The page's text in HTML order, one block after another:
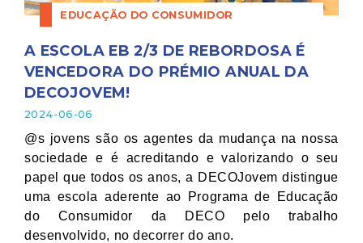
EDUCAÇÃO DO CONSUMIDOR
A ESCOLA EB 2/3 DE REBORDOSA É
VENCEDORA DO PRÉMIO ANUAL DA
DECOJOVEM!
2024-06-06
@s jovens são os agentes da mudança na nossa
sociedade e é acreditando e valorizando o seu
papel que todos os anos, a DECOJovem distingue
uma escola aderente ao Programa de Educação
do Consumidor da DECO pelo trabalho
desenvolvido, no decorrer do ano.